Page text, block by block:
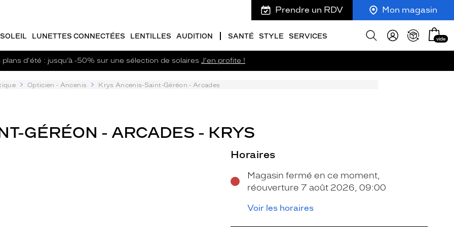
Prendre un RDV Mon magasin
LUNETTES CONNECTÉES LENTILLES AUDITION SANTÉ STYLE SERVICES
Afficher
Mon
panier
vide
plans d'été : jusqu’à -50% sur une sélection de solaires J'en profite !
Opticien - Ancenis Krys Ancenis-Saint-Géréon - Arcades
GÉRÉON - ARCADES - KRYS
Horaires
Magasin fermé en ce moment,
réouverture 7 août 2026, 09:00
Voir les horaires